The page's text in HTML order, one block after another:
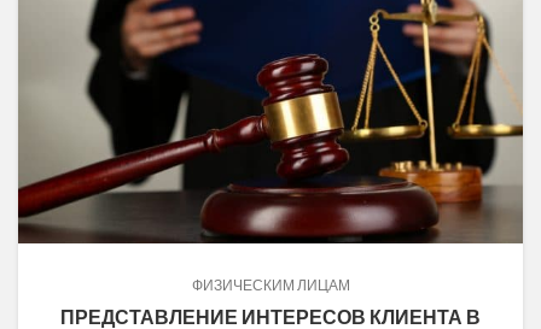
ФИЗИЧЕСКИМ ЛИЦАМ
ПРЕДСТАВЛЕНИЕ ИНТЕРЕСОВ КЛИЕНТА В